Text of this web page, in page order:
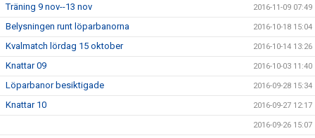
Träning 9 nov--13 nov 2016-11-09 07:49
Belysningen runt löparbanorna 2016-10-18 15:04
Kvalmatch lördag 15 oktober 2016-10-14 13:26
Knattar 09 2016-10-03 11:40
Löparbanor besiktigade 2016-09-28 15:34
Knattar 10 2016-09-27 12:17
2016-09-26 15:07